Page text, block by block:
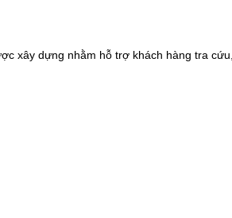
xây dựng nhằm hỗ trợ khách hàng tra